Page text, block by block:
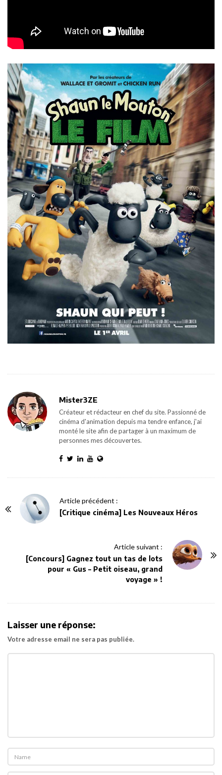
Mister3ZE
Créateur et rédacteur en chef du site. Passionné de
cinéma d'animation depuis ma tendre enfance, j'ai
monté le site afin de partager à un maximum de
personnes mes découvertes.
Article précédent :
[Critique cinéma] Les Nouveaux Héros
Article suivant :
[Concours] Gagnez tout un tas de lots
pour « Gus – Petit oiseau, grand
voyage » !
Laisser une réponse:
Votre adresse email ne sera pas publiée.